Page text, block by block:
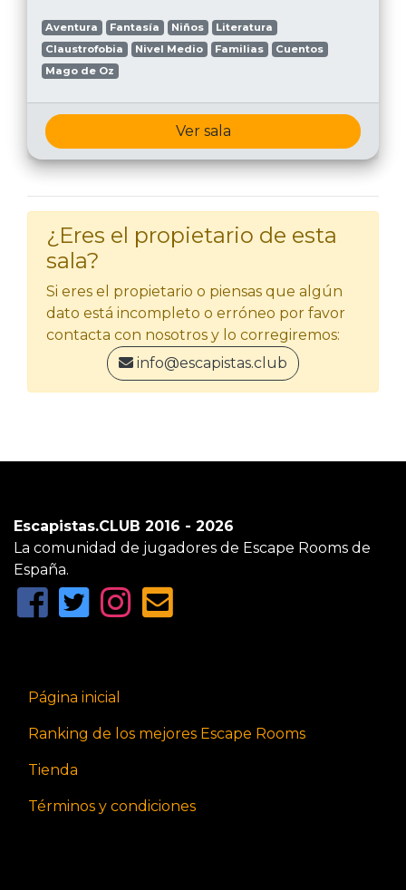
Aventura Fantasía Niños
Literatura
Claustrofobia
Nivel Medio Familias
Cuentos
Mago de Oz
Ver sala
¿Eres el propietario de esta
sala?
Si eres el propietario o piensas que algún
dato está incompleto o erróneo por favor
contacta con nosotros y lo corregiremos:
info@escapistas.club
Escapistas.CLUB 2016 - 2026
La comunidad de jugadores de Escape Rooms de
España.
Página inicial
Ranking de los mejores Escape Rooms
Tienda
Términos y condiciones